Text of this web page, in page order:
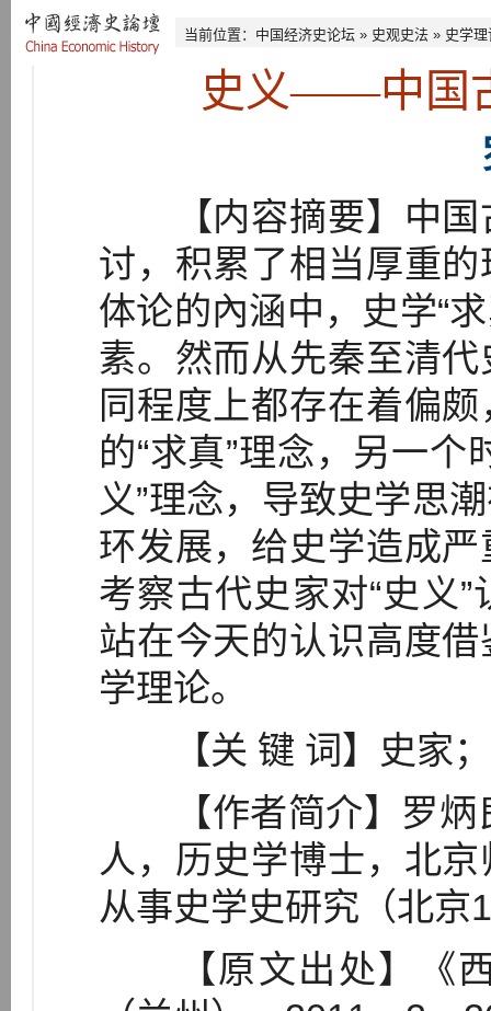
当前位置： 中国经济史论坛 » 史观史法 » 史学理
史义——中国
【内容摘要】中国
讨，积累了相当厚重
体论的內涵中，史学“
素。然而从先秦至清
同程度上都存在着偏
的“求真”理念，另一
义”理念，导致史学思
环发展，给史学造成
考察古代史家对“史义
站在今天的认识高度
学理论。
【关 键 词】史家；
【作者简介】罗炳
人，历史学博士，北
从事史学史研究（北京
【原文出处】《西